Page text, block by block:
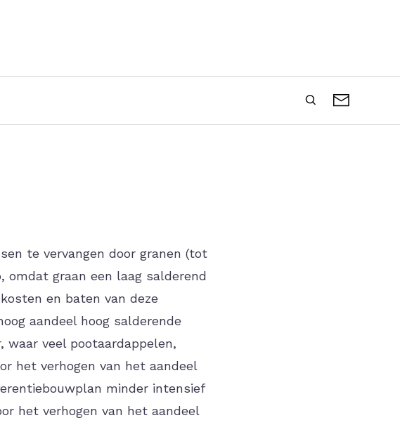
Secondary
Zoeken
te vervangen door granen (tot
omdat graan een laag salderend
en baten van deze
aandeel hoog salderende
waar veel pootaardappelen,
het verhogen van het aandeel
minder intensief
het verhogen van het aandeel